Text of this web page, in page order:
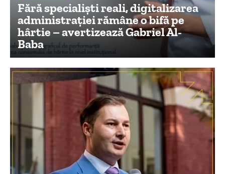
Fără specialiști reali, digitalizarea
administrației rămâne o bifă pe
hârtie – avertizează Gabriel Al-
Baba